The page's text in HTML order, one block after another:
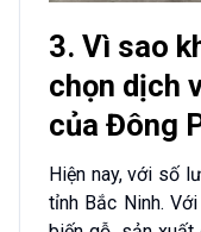
3. Vì sao
chọn dịch
của Đông
Hiện nay, với số
tỉnh Bắc Ninh.